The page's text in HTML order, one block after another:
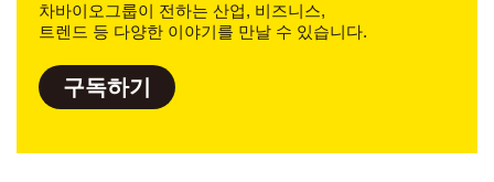
차바이오그룹이 전하는 산업, 비즈니스,
트렌드 등 다양한 이야기를 만날 수 있습니다.
구독하기